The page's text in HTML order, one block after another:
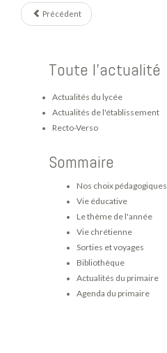
Précédent
Toute l'actualité
Actualités du lycée
Actualités de l'établissement
Recto-Verso
Sommaire
Nos choix pédagogiques
Vie éducative
Le thème de l'année
Vie chrétienne
Sorties et voyages
Bibliothèque
Actualités du primaire
Agenda du primaire